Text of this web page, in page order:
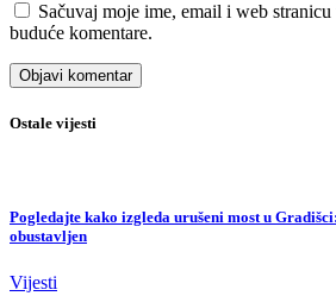
Sačuvaj moje ime, email i web
buduće komentare.
Ostale vijesti
Pogledajte kako izgleda urušeni most u
obustavljen
Vijesti